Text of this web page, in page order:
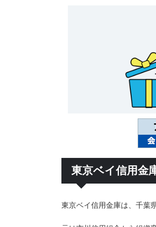
東京ベイ信用金
東京ベイ信用金庫は、千葉